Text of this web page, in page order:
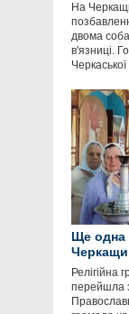
На
двома
в'язниці.
Черкаської
Ще одна
Релігійна
перейшла